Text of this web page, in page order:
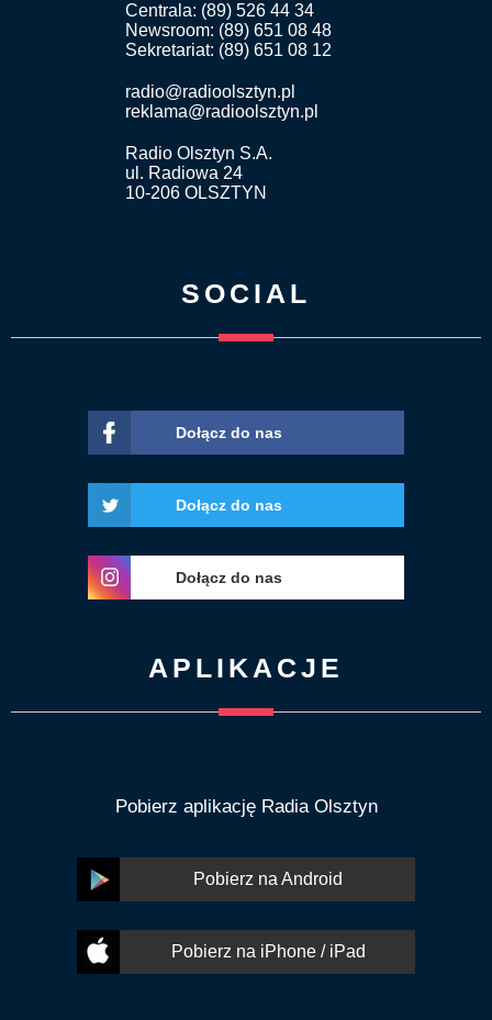
Centrala: (89) 526 44 34
Newsroom: (89) 651 08 48
Sekretariat: (89) 651 08 12
radio@radioolsztyn.pl
reklama@radioolsztyn.pl
Radio Olsztyn S.A.
ul. Radiowa 24
10-206 OLSZTYN
SOCIAL
Dołącz do nas
Dołącz do nas
Dołącz do nas
APLIKACJE
Pobierz aplikację Radia Olsztyn
Pobierz na Android
Pobierz na iPhone / iPad